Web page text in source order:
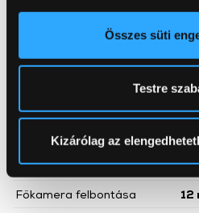
elhelyezkedéséről pár
Az Ön készülékén
módjairól és adja meg
pontban. Bármikor
Sütinyilatkozathoz való
okat használ, melyeket az Ön
Összes süti
Testre
Kizárólag az
Apcom Kft
1033, Budapest, Ángel Sanz Briz út 13
Kijelző felbontása
Processzor
Operációs rendszer
Főkamera felbontása
12